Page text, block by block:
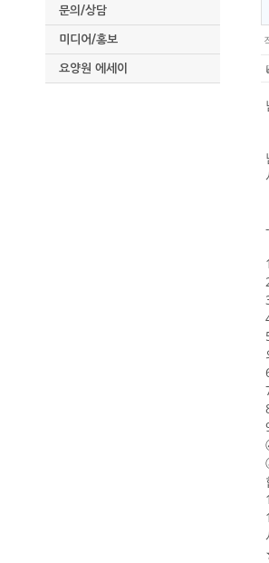
문의/상담
미디어/홍보
요양원 에세이